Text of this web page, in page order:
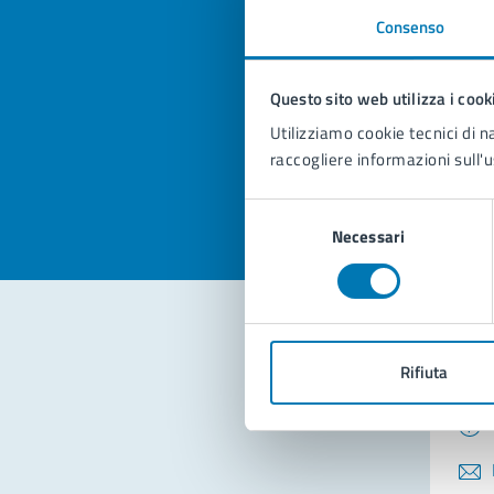
Consenso
Questo sito web utilizza i
Utilizziamo cookie tecnici di
raccogliere informazioni
Necessari
Rifiuta
Valuta